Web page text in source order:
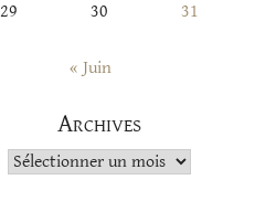
29 30 31
« Juin
Archives
Archives